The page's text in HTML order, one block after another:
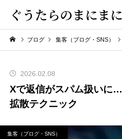
ぐうたらのまにまに
ブログ 集客（ブログ・SNS）
2026.02.08
Xで返信がスパム扱いに
拡散テクニック
集客（ブログ・SNS）